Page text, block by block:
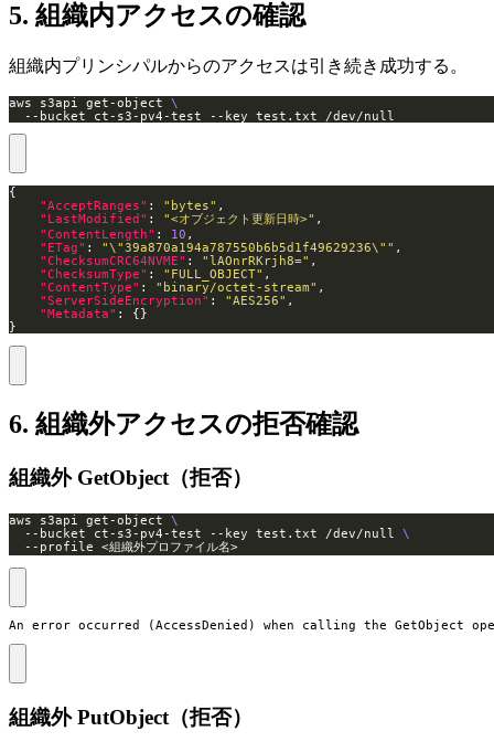
5. 組織内アクセスの確認
組織内プリンシパルからのアクセスは引き続き成功する。
aws s3api get-object
  --bucket ct-s3-pv4-test --key test.txt /dev/null
"AcceptRanges" : "bytes"
"LastModified" : "<オブジェクト更新日時>"
"ContentLength" : 10
"ETag" : "\"39a870a194a787550b6b5d1f49629236\""
"ChecksumCRC64NVME" : "lAOnrRKrjh8="
"ChecksumType" : "FULL_OBJECT"
"ContentType" : "binary/octet-stream"
"ServerSideEncryption" : "AES256"
"Metadata"
}
6. 組織外アクセスの拒否確認
組織外 GetObject（拒否）
aws s3api get-object
  --bucket ct-s3-pv4-test --key test.txt /dev/null
  --profile <組織外プロファイル名>
An error occurred (AccessDenied) when calling the GetObject
組織外 PutObject（拒否）